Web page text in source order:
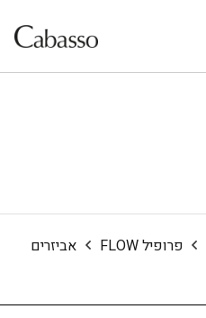
פרופיל FLOW
אביזרים